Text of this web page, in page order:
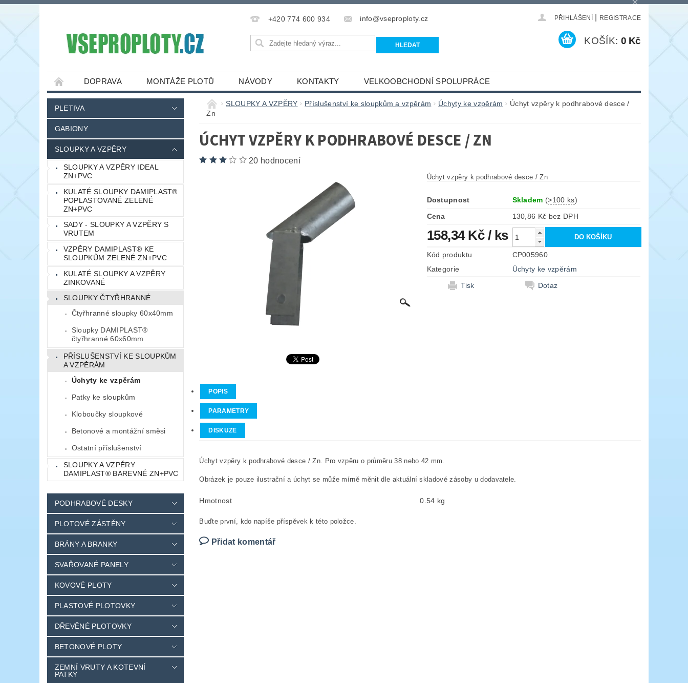
+420 774 600 934 info@vseproploty.cz PŘIHLÁŠENÍ REGISTRACE
KOŠÍK: 0 Kč
DOPRAVA MONTÁŽE PLOTŮ NÁVODY KONTAKTY VELKOOBCHODNÍ SPOLUPRÁCE
PLETIVA
GABIONY
SLOUPKY A VZPĚRY
SLOUPKY A VZPĚRY IDEAL
ZN+PVC
KULATÉ SLOUPKY DAMIPLAST®
POPLASTOVANÉ ZELENÉ
ZN+PVC
SADY - SLOUPKY A VZPĚRY S
VRUTEM
VZPĚRY DAMIPLAST® KE
SLOUPKŮM ZELENÉ ZN+PVC
KULATÉ SLOUPKY A VZPĚRY
ZINKOVANÉ
SLOUPKY ČTYŘHRANNÉ
Čtyřhranné sloupky 60x40mm
Sloupky DAMIPLAST®
čtyřhranné 60x60mm
PŘÍSLUŠENSTVÍ KE SLOUPKŮM
A VZPĚRÁM
Úchyty ke vzpěrám
Patky ke sloupkům
Kloboučky sloupkové
Betonové a montážní směsi
Ostatní příslušenství
SLOUPKY A VZPĚRY
DAMIPLAST® BAREVNÉ ZN+PVC
PODHRABOVÉ DESKY
PLOTOVÉ ZÁSTĚNY
BRÁNY A BRANKY
SVAŘOVANÉ PANELY
KOVOVÉ PLOTY
PLASTOVÉ PLOTOVKY
DŘEVĚNÉ PLOTOVKY
BETONOVÉ PLOTY
ZEMNÍ VRUTY A KOTEVNÍ
PATKY
SLOUPKY A VZPĚRY Příslušenství ke sloupkům a vzpěrám Úchyty ke vzpěrám
Úchyt vzpěry k podhrabové desce /
Zn
ÚCHYT VZPĚRY K PODHRABOVÉ DESCE / ZN
20 hodnocení
Úchyt vzpěry k podhrabové desce / Zn
Dostupnost Skladem (>100 ks)
Cena
130,86 Kč bez DPH
158,34 Kč / ks
Kód produktu
CP005960
Kategorie
Úchyty ke vzpěrám
Tisk
Dotaz
POPIS
PARAMETRY
DISKUZE
Úchyt vzpěry k podhrabové desce / Zn. Pro vzpěru o průměru 38 nebo 42 mm.
Obrázek je pouze ilustrační a úchyt se může mírně měnit dle aktuální skladové zásoby u dodavatele.
Hmotnost 0.54 kg
Buďte první, kdo napíše příspěvek k této položce.
Přidat komentář